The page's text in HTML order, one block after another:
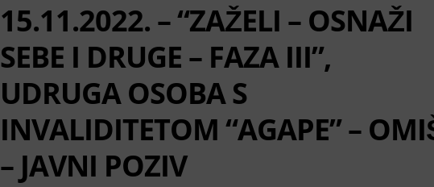
15.11.2022. – “ZAŽELI – OSNAŽI
SEBE I DRUGE – FAZA III”,
UDRUGA OSOBA S
INVALIDITETOM “AGAPE” –
– JAVNI POZIV